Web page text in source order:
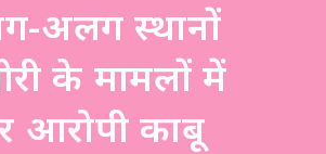
अलग स्थानों
के मामलों में
आरोपी काबू